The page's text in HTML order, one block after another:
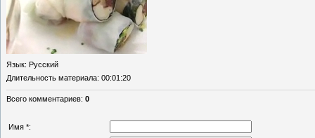
Язык: Русский
Длительность материала: 00:01:20
Всего комментариев: 0
Имя *: